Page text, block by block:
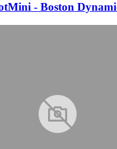
- Boston